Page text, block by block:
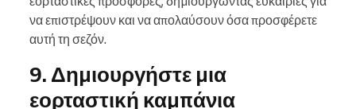
να επιστρέψουν και να απολαύσουν όσα προσφέρετε
αυτή τη σεζόν.
9. Δημιουργήστε μια
εορταστική καμπάνια